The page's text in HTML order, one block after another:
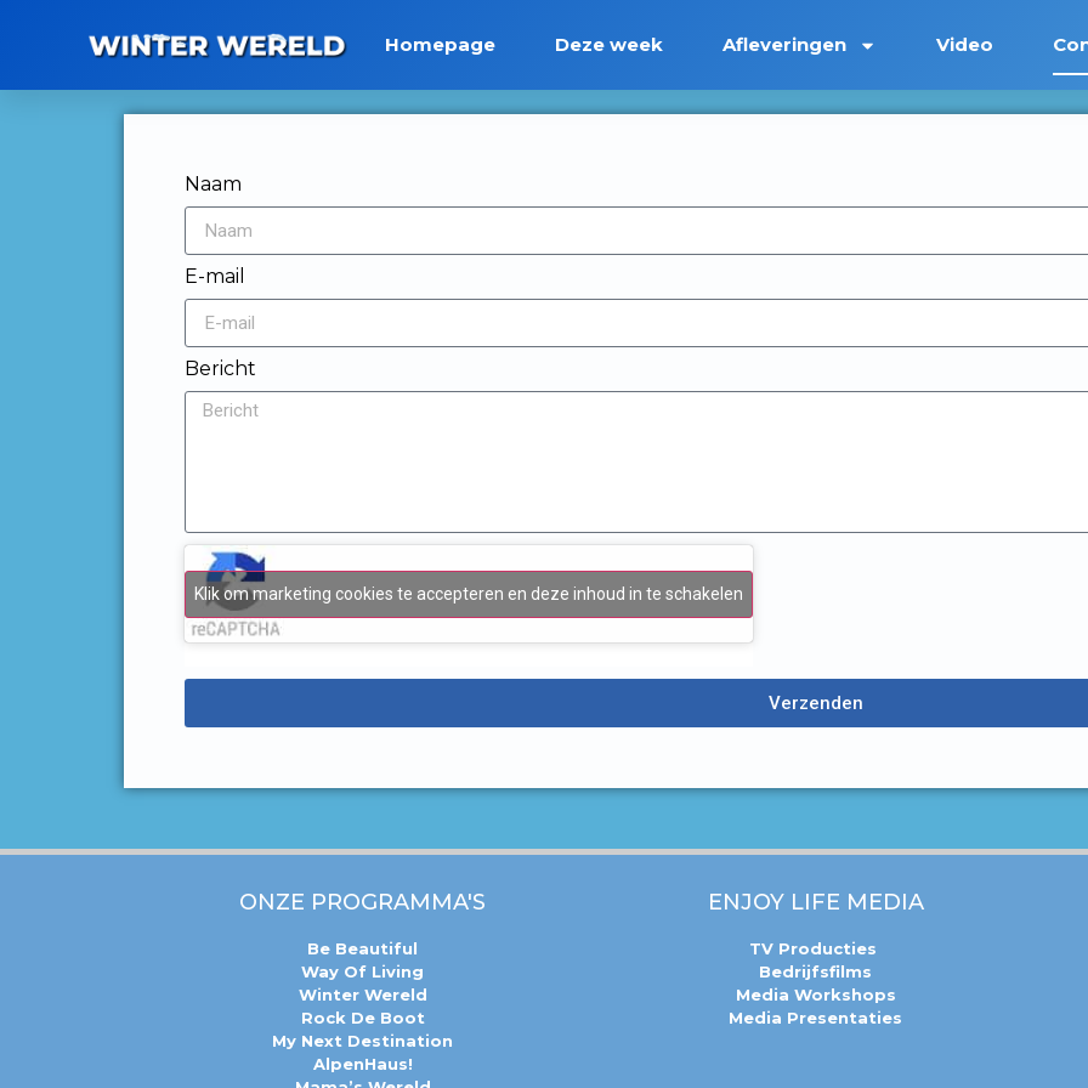
Homepage Deze week Afleveringen Video
Naam
E-mail
Bericht
Klik om marketing cookies te accepteren en deze inhoud in te schakelen
Verzenden
ONZE PROGRAMMA'S
Be Beautiful
Way Of Living
Winter Wereld
Rock De Boot
My Next Destination
AlpenHaus!
ENJOY LIFE MEDIA
TV Producties
Bedrijfsfilms
Media Workshops
Media Presentaties